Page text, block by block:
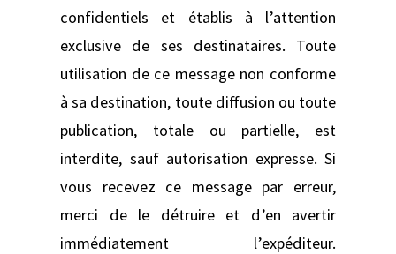
confidentiels et établis à l’attention
exclusive de ses destinataires. Toute
utilisation de ce message non conforme
à sa destination, toute diffusion ou toute
publication, totale ou partielle, est
interdite, sauf autorisation expresse. Si
vous recevez ce message par erreur,
merci de le détruire et d’en avertir
immédiatement l’expéditeur.